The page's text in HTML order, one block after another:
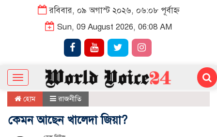
রবিবার, ০৯ অগাস্ট ২০২৬, ০৬:০৮ পূর্বাহ্ন
Sun, 09 August 2026, 06:08 AM
Toggle
navigation
হোম রাজনীতি
কেমন আছেন খালেদা জিয়া?